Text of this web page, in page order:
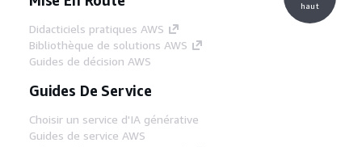
Didacticiels pratiques AWS
Bibliothèque de solutions AWS
Guides de décision AWS
Guides De Service
Choisir un service d'IA générative
Guides de service AWS
haut